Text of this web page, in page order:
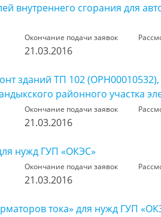
внутреннего сгорания для
Окончание подачи заявок
21.03.2016
зданий ТП 102
районного участка
Окончание подачи заявок
21.03.2016
нужд ГУП «ОКЭС»
Окончание подачи заявок
21.03.2016
тока» для нужд ГУП